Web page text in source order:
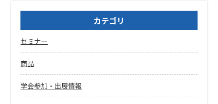
カテゴリ
セミナー
商品
学会参加・出展情報